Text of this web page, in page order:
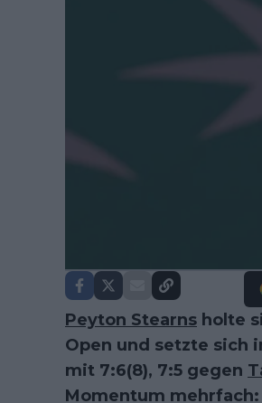
Peyton Stearns holte
Open und setzte sich
mit 7:6(8), 7:5 gegen
Momentum